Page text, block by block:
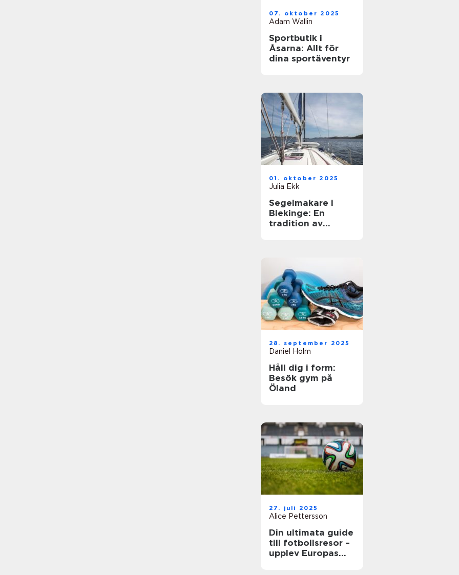
07. oktober 2025
Adam Wallin
Sportbutik i
Åsarna: Allt för
dina sportäventyr
01. oktober 2025
Julia Ekk
Segelmakare i
Blekinge: En
tradition av
28. september 2025
Daniel Holm
Håll dig i form:
Besök gym på
Öland
27. juli 2025
Alice Pettersson
Din ultimata guide
till fotbollsresor –
upplev Europas